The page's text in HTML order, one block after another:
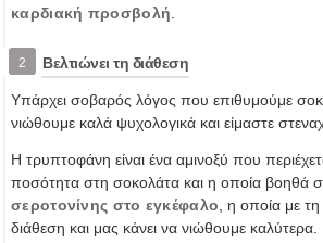
καρδιακή προσβολή
2 Βελτιώνει τη διάθεση
Υπάρχει σοβαρός λόγος που επιθυμούμε
νιώθουμε καλά ψυχολογικά και είμαστε
Η τρυπτοφάνη είναι ένα αμινοξύ που
ποσότητα στη σοκολάτα και η οποία βοηθά
σεροτονίνης στο εγκέφαλο , η οποία με
διάθεση και μας κάνει να νιώθουμε καλύτερα.